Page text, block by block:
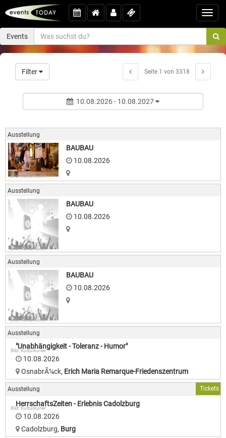
Events
Filter Seite 1 von 3318
10.08.2026 - 10.08.2027
Ausstellung
Bild: Kulturkurier
BAUBAU
10.08.2026
Ausstellung
Bild: Kulturkurier
BAUBAU
10.08.2026
Ausstellung
Bild: Kulturkurier
BAUBAU
10.08.2026
Ausstellung
Bild: Kulturkurier
"Unabhängigkeit - Toleranz - Humor"
10.08.2026
OsnabrÃ¼ck, Erich Maria Remarque-Friedenszentrum
Ausstellung Tickets
Bild: Kulturkurier
HerrschaftsZeiten - Erlebnis Cadolzburg
10.08.2026
Cadolzburg, Burg